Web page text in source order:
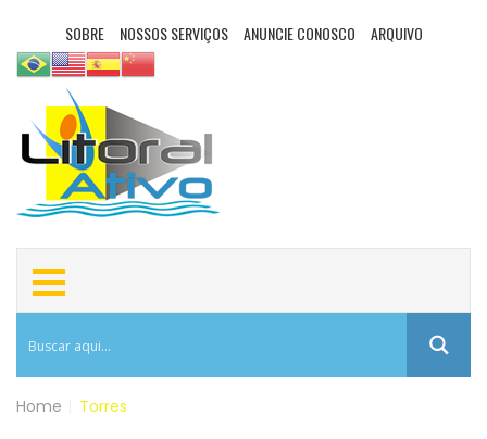
SOBRE NOSSOS SERVIÇOS ANUNCIE CONOSCO ARQUIVO
Home Torres